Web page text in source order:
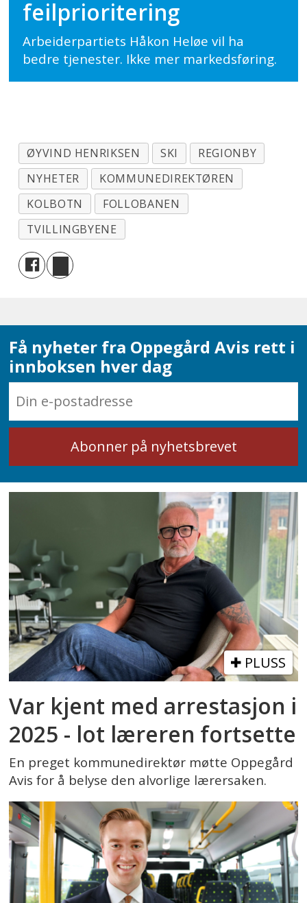
feilprioritering
Arbeiderpartiets Håkon Heløe vil ha
bedre tjenester. Ikke mer markedsføring.
ØYVIND HENRIKSEN SKI
REGIONBY
NYHETER
KOMMUNEDIREKTØREN
KOLBOTN
FOLLOBANEN
TVILLINGBYENE
Få nyheter fra Oppegård Avis rett i
innboksen hver dag
PLUSS
Var kjent med arrestasjon i
2025 - lot læreren fortsette
En preget kommunedirektør møtte Oppegård
Avis for å belyse den alvorlige lærersaken.